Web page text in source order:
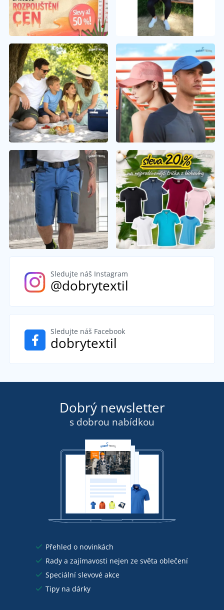
Sledujte náš Instagram
@dobrytextil
Sledujte náš Facebook
dobrytextil
Dobrý newsletter
s dobrou nabídkou
Přehled o novinkách
Rady a zajímavosti nejen ze světa oblečení
Speciální slevové akce
Tipy na dárky